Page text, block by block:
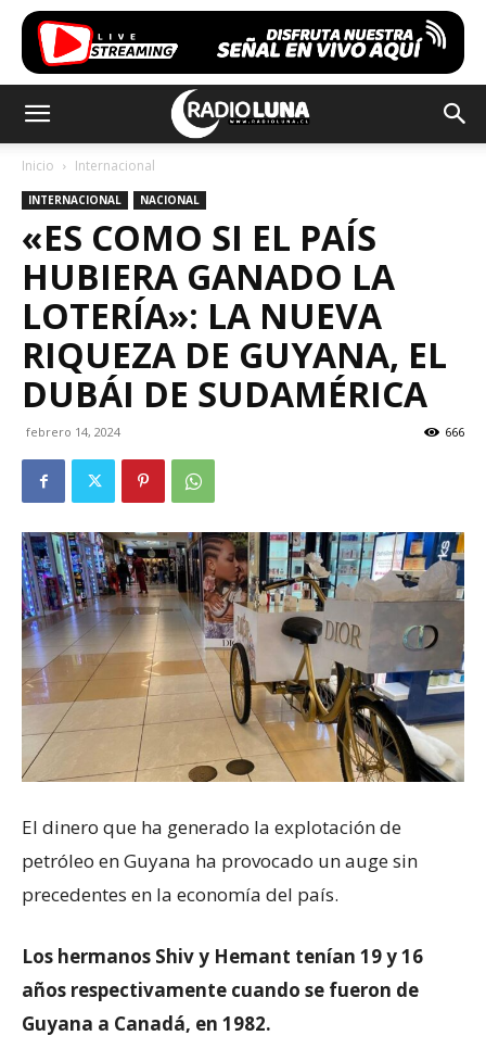
Inicio Internacional
INTERNACIONAL NACIONAL
«ES COMO SI EL PAÍS
HUBIERA GANADO LA
LOTERÍA»: LA NUEVA
RIQUEZA DE GUYANA, EL
DUBÁI DE SUDAMÉRICA
febrero 14, 2024 666
El dinero que ha generado la explotación de
petróleo en Guyana ha provocado un auge sin
precedentes en la economía del país.
Los hermanos Shiv y Hemant tenían 19 y 16
años respectivamente cuando se fueron de
Guyana a Canadá, en 1982.